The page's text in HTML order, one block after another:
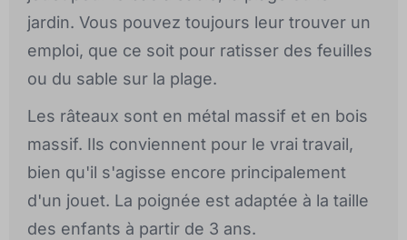
jardin. Vous pouvez toujours leur trouver un
emploi, que ce soit pour ratisser des feuilles
ou du sable sur la plage.
Les râteaux sont en métal massif et en bois
massif. Ils conviennent pour le vrai travail,
bien qu'il s'agisse encore principalement
d'un jouet. La poignée est adaptée à la taille
des enfants à partir de 3 ans.